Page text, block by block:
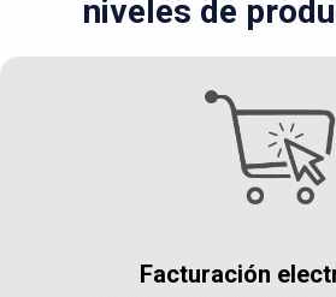
niveles de
Facturación